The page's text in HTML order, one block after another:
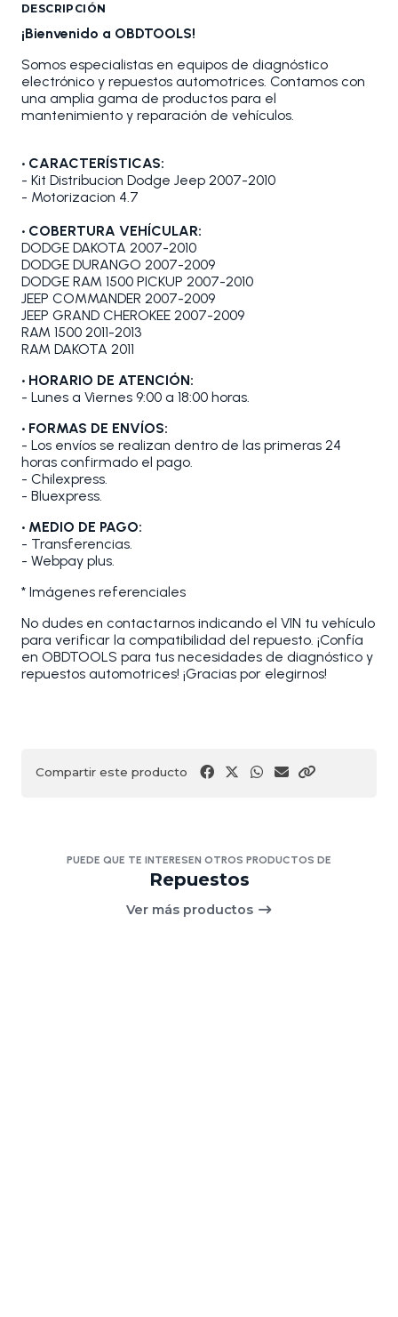
DESCRIPCIÓN
¡Bienvenido a OBDTOOLS!
Somos especialistas en equipos de diagnóstico
electrónico y repuestos automotrices. Contamos con
una amplia gama de productos para el
mantenimiento y reparación de vehículos.
• CARACTERÍSTICAS:
- Kit Distribucion Dodge Jeep 2007-2010
- Motorizacion 4.7
• COBERTURA VEHÍCULAR:
DODGE DAKOTA 2007-2010
DODGE DURANGO 2007-2009
DODGE RAM 1500 PICKUP 2007-2010
JEEP COMMANDER 2007-2009
JEEP GRAND CHEROKEE 2007-2009
RAM 1500 2011-2013
RAM DAKOTA 2011
• HORARIO DE ATENCIÓN:
- Lunes a Viernes 9:00 a 18:00 horas.
• FORMAS DE ENVÍOS:
- Los envíos se realizan dentro de las primeras 24
horas confirmado el pago.
- Chilexpress.
- Bluexpress.
• MEDIO DE PAGO:
- Transferencias.
- Webpay plus.
* Imágenes referenciales
No dudes en contactarnos indicando el VIN tu vehículo
para verificar la compatibilidad del repuesto. ¡Confía
en OBDTOOLS para tus necesidades de diagnóstico y
repuestos automotrices! ¡Gracias por elegirnos!
Compartir este producto
PUEDE QUE TE INTERESEN OTROS PRODUCTOS DE
Repuestos
Ver más productos